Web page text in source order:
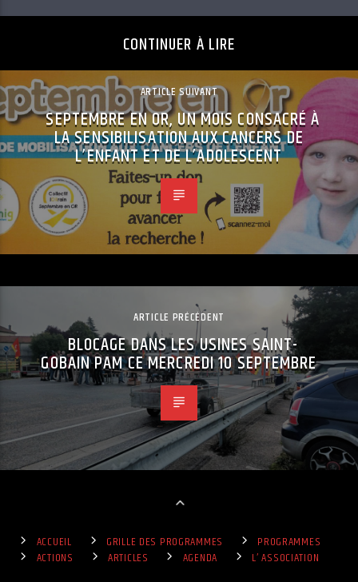
CONTINUER À LIRE
ARTICLE SUIVANT
SEPTEMBRE EN OR, UN MOIS CONSACRÉ À
LA SENSIBILISATION AUX CANCERS DE
L’ENFANT ET DE L’ADOLESCENT
ARTICLE PRÉCÉDENT
BLOCAGE DANS LES USINES SAINT-
GOBAIN PAM CE MERCREDI 10 SEPTEMBRE
ACCUEIL GRILLE DES PROGRAMMES
PROGRAMMES
ACTIONS
ARTICLES AGENDA L’ ASSOCIATION